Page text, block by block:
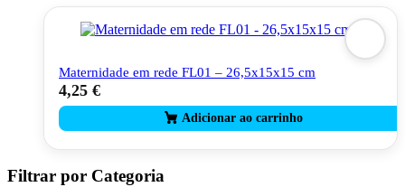
Maternidade em rede FL01 – 26,5x15x15 cm
4,25 €
Filtrar por Categoria